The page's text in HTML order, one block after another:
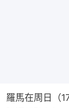
羅馬在周日（